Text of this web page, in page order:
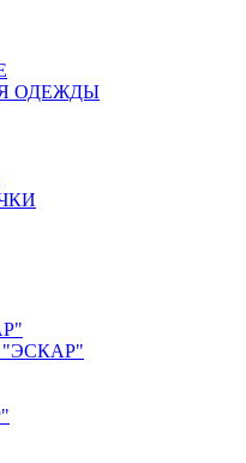
ОДЕЖДЫ
"ЭСКАР"